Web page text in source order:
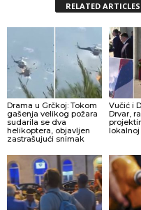
RELATED ARTICLES
Drama u Grčkoj: Tokom
gašenja velikog požara
sudarila se dva
helikoptera, objavljen
zastrašujući snimak
Vučić i
Drvar,